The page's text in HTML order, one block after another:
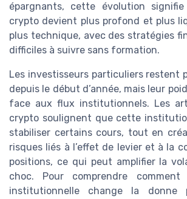
épargnants, cette évolution
crypto devient plus profond et plus
plus technique, avec des stratégies
difficiles à suivre sans formation.
Les investisseurs particuliers restent
depuis le début d’année, mais leur
face aux flux institutionnels. Les
crypto soulignent que cette
stabiliser certains cours, tout en
risques liés à l’effet de levier et à la
positions, ce qui peut amplifier la
choc. Pour comprendre
institutionnelle change la donne